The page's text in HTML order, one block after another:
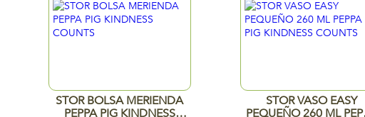
STOR BOLSA MERIENDA
PEPPA PIG KINDNESS
STOR VASO EASY
PEQUEÑO 260 ML